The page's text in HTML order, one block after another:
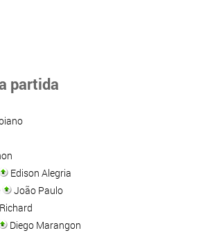
partida
Edison Alegria
João Paulo
Diego Marangon